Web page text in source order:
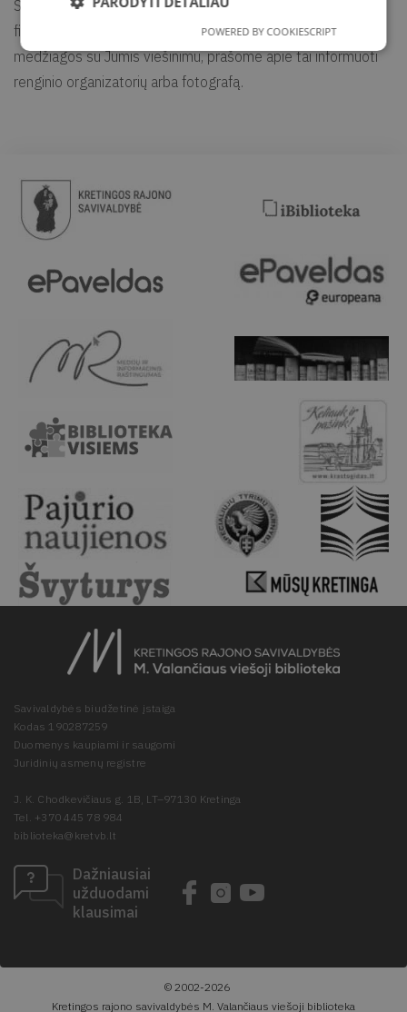
SVARBU. Jei nepageidaujate būti fotografuojami ir (ar)
filmuojami arba nesutinkate su nuotraukų ir (ar) vaizdo
medžiagos su Jumis viešinimu, prašome apie tai informuoti
renginio organizatorių arba fotografą.
Savivaldybės biudžetinė įstaiga
Kodas 190287259
Duomenys kaupiami ir saugomi
Juridinių asmenų registre
J. K. Chodkevičiaus g. 1B, LT–97130 Kretinga
Tel. +370 445 78 984
biblioteka@kretvb.lt
Dažniausiai
užduodami
klausimai
© 2002-2026
Kretingos rajono savivaldybės M. Valančiaus viešoji biblioteka
POWERED BY COOKIESCRIPT